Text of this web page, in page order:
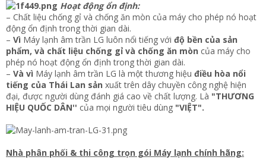
Hoạt động ổn định:
– Chất liệu chống gỉ và chống ăn mòn của máy cho phép nó hoạt
động ổn định trong thời gian dài.
– Vì Máy lạnh âm trần LG luôn nổi tiếng với độ bền của sản
phẩm, và chất liệu chống gỉ và chống ăn mòn của máy cho
phép nó hoạt động ổn định trong thời gian dài.
– Và vì Máy lạnh âm trần LG là một thương hiệu điều hòa nổi
tiếng của Thái Lan sản xuất trên dây chuyền công nghệ hiện
đại, được người dùng đánh giá cao về chất lượng. Là "THƯƠNG
HIỆU QUỐC DÂN'' của mọi người tiêu dùng "VIỆT".
Nhà phân phối & thi công trọn gói Máy lạnh chính hãng: